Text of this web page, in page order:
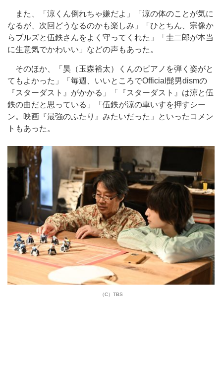
また、「涼くん倒れちゃ嫌だよ」「涼の体のことが気に
なるが、次回どうなるのかも楽しみ」「ひとちん、宗像か
らブルズと伍鉄さんをよく守ってくれた」「圭二郎が本当
に生意気でかわいい」などの声もあった。
そのほか、「昊（玉森裕太）くんのピアノを弾く姿がと
てもよかった」「毎週、いいところでOfficial髭男dismの
『スターダスト』がかかる」「『スターダスト』は涼と伍
鉄の曲だと思っている」「伍鉄が涼の車いすを押すシー
ン。映画『最強のふたり』みたいだった」といったコメン
トもあった。
（C）TBS